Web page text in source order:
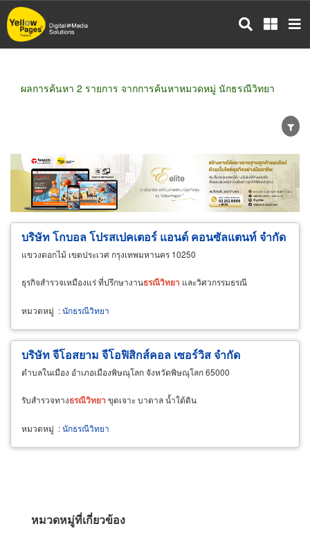
ข้าม
ไป
ผลการค้นหา 2 รายการ จากการค้นหาหมวดหมู่ นักธรณีวิทยา
ขายส่ง ขายปลีก ผู้ผลิต
ตัวแทนจัดจำหน่าย
ผู้ส่งออก/นำเข้า
ธุรกิจบริการ
บริษัท โกบอล โปรสเปคเตอร์ แอนด์ คอนซัลแตนท์ จำกัด
แขวงดอกไม้ เขตประเวศ กรุงเทพมหานคร 10250
ธุรกิจสำรวจเหมืองแร่ ที่ปรึกษางานธรณีวิทยา และวิศวกรรมธรณี
หมวดหมู่ :นักธรณีวิทยา
บริษัท จีโอสยาม จีโอฟิสิกส์คอล เซอร์วิส จำกัด
ตำบลในเมือง อำเภอเมืองพิษณุโลก จังหวัดพิษณุโลก 65000
รับสำรวจทางธรณีวิทยา ขุดเจาะ บาดาล น้ำใต้ดิน
หมวดหมู่ :นักธรณีวิทยา
หมวดหมู่ที่เกี่ยวข้อง